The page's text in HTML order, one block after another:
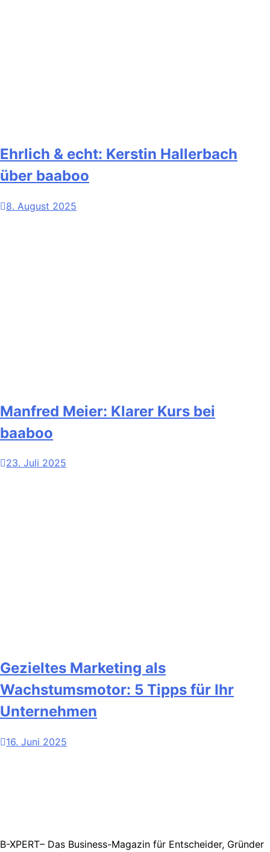
Ehrlich & echt: Kerstin Hallerbach
über baaboo
8. August 2025
Manfred Meier: Klarer Kurs bei
baaboo
23. Juli 2025
Gezieltes Marketing als
Wachstumsmotor: 5 Tipps für Ihr
Unternehmen
16. Juni 2025
B-XPERT– Das Business-Magazin für Entscheider, Gründer